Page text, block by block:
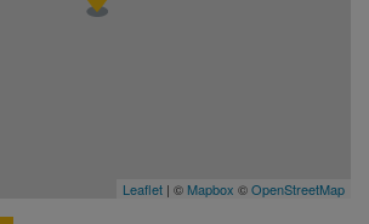
Leaflet | © Mapbox ©OpenStreetMap